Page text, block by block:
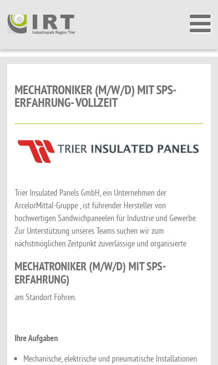
MECHATRONIKER (M/W/D) MIT SPS-
ERFAHRUNG- VOLLZEIT
Trier Insulated Panels GmbH, ein Unternehmen der
ArcelorMittal-Gruppe , ist führender Hersteller von
hochwertigen Sandwichpaneelen für Industrie und Gewerbe.
Zur Unterstützung unseres Teams suchen wir zum
nächstmöglichen Zeitpunkt zuverlässige und organisierte
MECHATRONIKER (M/W/D) MIT SPS-
ERFAHRUNG)
am Standort Föhren.
Ihre Aufgaben
Mechanische, elektrische und pneumatische Installationen